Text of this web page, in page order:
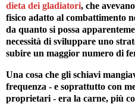
dieta dei gladiatori, che
fisico adatto al combattimento
da quanto si possa
necessità di sviluppare uno
subire un maggior numero di
Una cosa che gli schiavi
frequenza - e soprattutto con
proprietari - era la carne, più